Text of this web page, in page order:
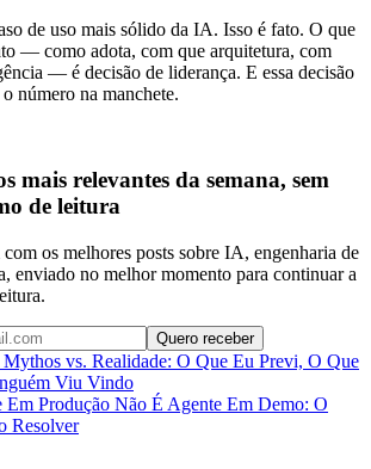
de uso mais sólido da IA. Isso é fato. O que
— como adota, com que arquitetura, com
— é decisão de liderança. E essa decisão
número na manchete.
mais relevantes da semana, sem
de leitura
os melhores posts sobre IA, engenharia de
enviado no melhor momento para continuar a
Quero receber
Mythos vs. Realidade: O Que Eu Previ, O Que
Viu Vindo
Em Produção Não É Agente Em Demo: O
Resolver